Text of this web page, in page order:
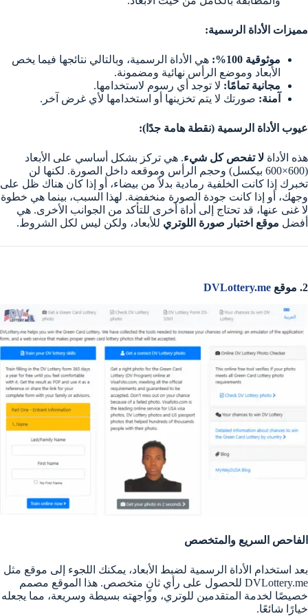
مميزات الأداة الرسمية:
موثوقية 100%:
هي الأداة الرسمية، وبالتالي نتائجها فيما يخص
الأبعاد وموضع الرأس نهائية ومضمونة.
مجانية تمامًا: لا توجد أي رسوم لاستخدامها.
آمنة: صورتك لا يتم تخزينها أو استخدامها لأي غرض آخر.
عيوب الأداة الرسمية (نقطة هامة جدًا):
هذه الأداة لا تفحص كل شيء. هي تركز بشكل أساسي على الأبعاد
(600×600 بيكسل) وحجم الرأس وموقعه داخل الصورة. لكنها لن
تخبرك إذا كانت الخلفية رمادية بدلاً من بيضاء، أو إذا كان هناك ظل على
وجهك، أو إذا كانت جودة الصورة منخفضة. لهذا السبب، بينما هي خطوة
لا غنى عنها، قد تحتاج إلى أداة أخرى للتأكد من الجوانب الأخرى. هي
أفضل موقع اختبار صورة اللوتري للأبعاد، ولكن ليس لكل الشروط.
2. موقع DVLottery.me
الفاحص السريع والمتخصص
بعد استخدام الأداة الرسمية لضبط الأبعاد، يمكنك اللجوء إلى موقع مثل
DVLottery.me للحصول على رأي ثانٍ متخصص. هذا الموقع مصمم
خصيصًا لخدمة المتقدمين للوتري، وواجهته بسيطة وسريعة، مما يجعله
خيارًا شائعًا.